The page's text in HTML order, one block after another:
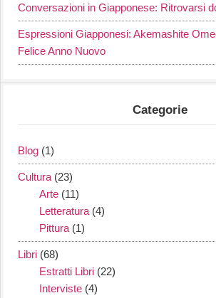
Conversazioni in Giapponese: Ritrovarsi
Espressioni Giapponesi: Akemashite
Felice Anno Nuovo
Categorie
Blog (1)
Cultura (23)
Arte (11)
Letteratura (4)
Pittura (1)
Libri (68)
Estratti Libri (22)
Interviste (4)